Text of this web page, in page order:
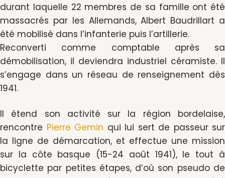
durant laquelle 22 membres de sa famille ont été
massacrés par les Allemands, Albert Baudrillart a
été mobilisé dans l’infanterie puis l’artillerie.
Reconverti comme comptable après sa
démobilisation, il deviendra industriel céramiste. Il
s’engage dans un réseau de renseignement dès
1941.
Il étend son activité sur la région bordelaise,
rencontre Pierre Gemin qui lui sert de passeur sur
la ligne de démarcation, et effectue une mission
sur la côte basque (15-24 août 1941), le tout à
bicyclette par petites étapes, d’où son pseudo de